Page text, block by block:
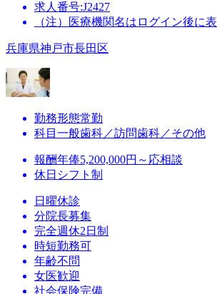
求人番号:J2427
（注）医療機関名はログイン後に
兵庫県神戸市長田区
勤務形態常勤
科目 一般歯科／訪問歯科／その他
報酬年俸5,200,000円～応相談
休日 シフト制
日曜休診
分院長募集
完全週休2日制
時短勤務可
年齢不問
女医歓迎
社会保険完備